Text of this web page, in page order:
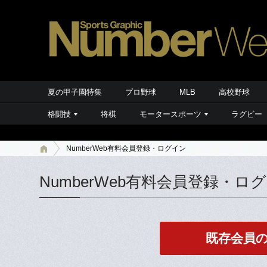
夏の甲子園特集 プロ野球 MLB 高校野球
格闘技 将棋 モータースポーツ ラグビー
NumberWeb有料会員登録・ログイン
NumberWeb有料会員登録・ロ
既存会員